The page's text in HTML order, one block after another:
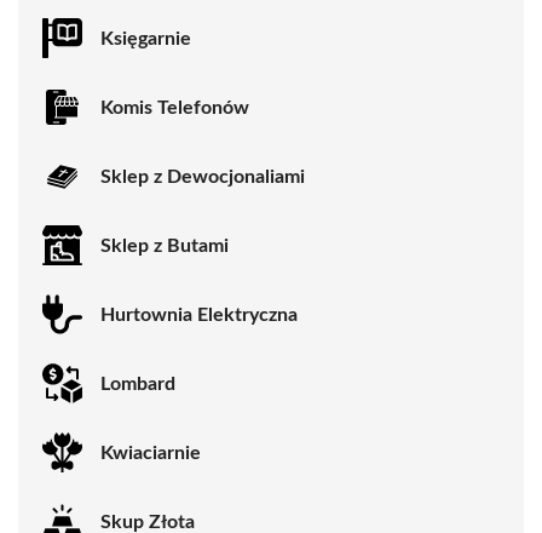
Księgarnie
Komis Telefonów
Sklep z Dewocjonaliami
Sklep z Butami
Hurtownia Elektryczna
Lombard
Kwiaciarnie
Skup Złota